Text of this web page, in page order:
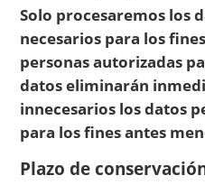
Solo procesaremos los
necesarios para los
personas autorizadas
datos eliminarán
innecesarios los datos
para los fines antes
Plazo de